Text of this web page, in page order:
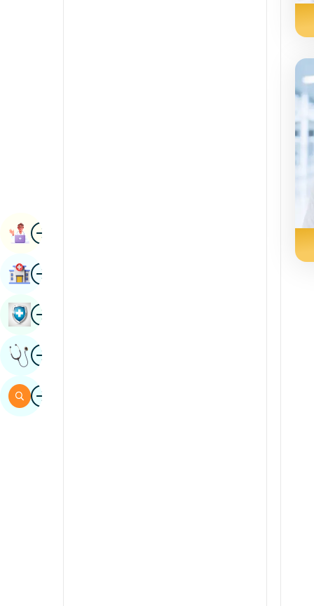
бейнеКітап Тағайындау
бейнеАурухананы Табыңыз
бейнеДенсаулықты Тексеруге Тапсырыс Беріңіз
бейнеСарапшының Пікірін Алыңыз
бейнеІздеу